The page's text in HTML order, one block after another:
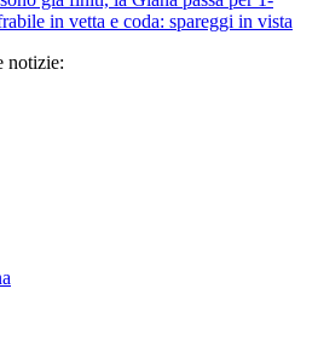
in vetta e coda: spareggi in vista
notizie: